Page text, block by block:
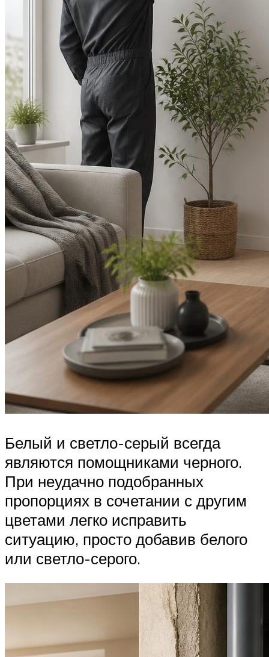
Белый и светло-серый всегда
являются помощниками черного.
При неудачно подобранных
пропорциях в сочетании с другим
цветами легко исправить
ситуацию, просто добавив белого
или светло-серого.